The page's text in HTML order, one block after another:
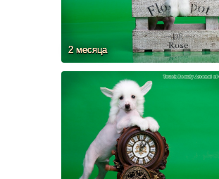
2 месяца